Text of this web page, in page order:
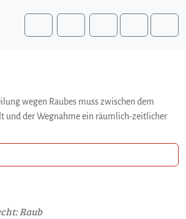
Search
wegen Raubes muss zwischen dem
und der Wegnahme ein räumlich-zeitlicher
Raub